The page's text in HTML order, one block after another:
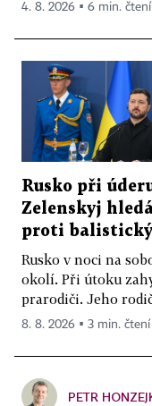
4. 8. 2026 ▪ 6 min. čtení
Rusko při
Zelenskyj
proti
Rusko v noci na
okolí. Při útoku
prarodiči. Jeho
8. 8. 2026 ▪ 3 min. čtení
PETR